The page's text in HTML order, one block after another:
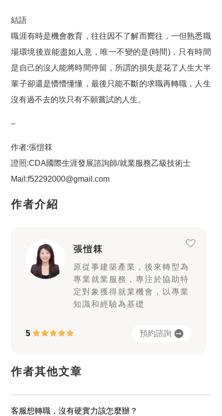
結語
職涯有時是機會教育，往往因不了解而嚮往，一但熟悉職
場環境後豈能盡如人意，唯一不變的是(時間)，只有時間
是自己的沒人能將時間停留，所謂的損失是花了人生大半
輩子卻還是懵懵懂懂，最後只能不斷的求職再轉職，人生
沒有過不去的坎只有不願嘗試的人生。
–
作者:張愷箖
證照:CDA國際生涯發展諮詢師/就業服務乙級技術士
Mail:f52292000@gmail.com
作者介紹
張愷箖
原從事建築產業，後來轉型為
專業就業服務，專注於協助特
定對象獲得就業機會，以專業
知識和經驗為基礎
5 預約諮詢
作者其他文章
客服想轉職，沒有硬實力該怎麼辦？